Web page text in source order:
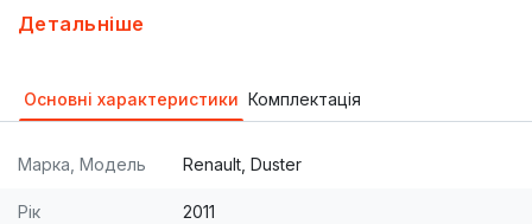
комплектация! Комфорт: Бортовой компьютер,
тонировка, Защитная антигравийная
,пер.крылья,фары)Брызговики ,Коврики, Литые
диски. Мультимедиа: CD, MP3, Магнитола.
Детальніше
Основні характеристики Комплектація
Марка, Модель Renault, Duster
Рік 2011